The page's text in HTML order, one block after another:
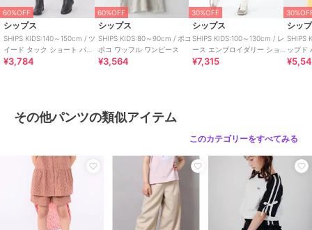
原産国 中国
60%OFF
シップス
SHIPS KIDS:140～150cm / ツ
イード タック ショート パン
ツ
¥3,784
60%OFF
シップス
SHIPS KIDS:80～90cm / ポコ
ポコ ワッフル ワンピース
¥3,564
30%OFF
シップス
SHIPS KIDS:100～130cm / レ
ース エンブロイダリー ショ
ート パンツ
¥7,315
シッ
SHIPS
ップド
その他パンツの類似アイテム
このカテゴリーをすべてみる